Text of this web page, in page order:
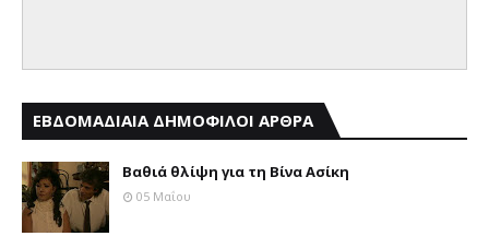
ΕΒΔΟΜΑΔΙΑΙΑ ΔΗΜΟΦΙΛΟΙ ΑΡΘΡΑ
Βαθιά θλίψη για τη Βίνα Ασίκη
05 Μαΐου